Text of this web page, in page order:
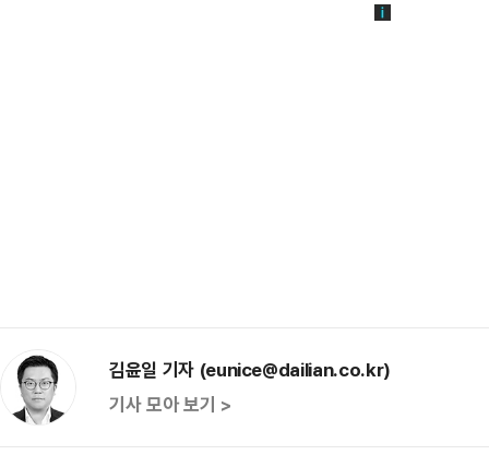
김윤일 기자 (eunice@dailian.co.kr)
기사 모아 보기 >